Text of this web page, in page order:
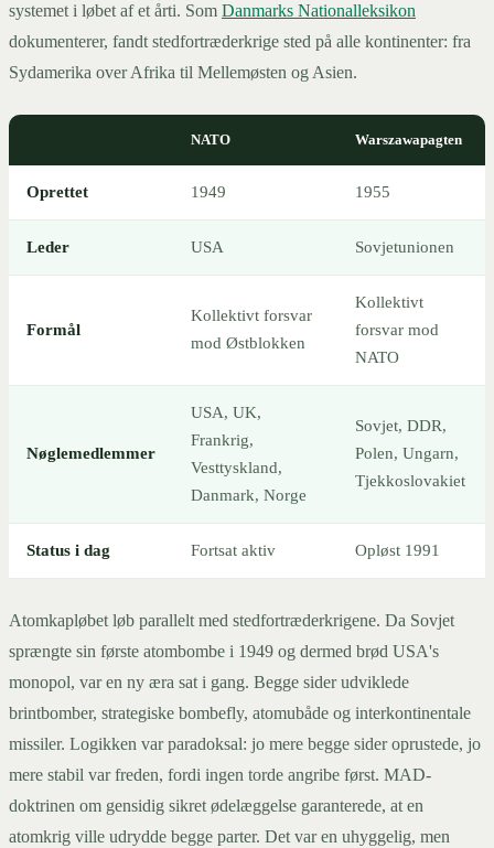
systemet i løbet af et årti. Som Danmarks Nationalleksikon
dokumenterer, fandt stedfortræderkrige sted på alle kontinenter: fra
Sydamerika over Afrika til Mellemøsten og Asien.
NATO Warszawapagten
Oprettet 1949 1955
Leder USA Sovjetunionen
Formål
Kollektivt forsvar
mod Østblokken
Kollektivt
forsvar mod
NATO
Nøglemedlemmer
USA, UK,
Frankrig,
Vesttyskland,
Danmark, Norge
Sovjet, DDR,
Polen, Ungarn,
Tjekkoslovakiet
Status i dag Fortsat aktiv Opløst 1991
Atomkapløbet løb parallelt med stedfortræderkrigene. Da Sovjet
sprængte sin første atombombe i 1949 og dermed brød USA's
monopol, var en ny æra sat i gang. Begge sider udviklede
brintbomber, strategiske bombefly, atomubåde og interkontinentale
missiler. Logikken var paradoksal: jo mere begge sider oprustede, jo
mere stabil var freden, fordi ingen torde angribe først. MAD-
doktrinen om gensidig sikret ødelæggelse garanterede, at en
atomkrig ville udrydde begge parter. Det var en uhyggelig, men